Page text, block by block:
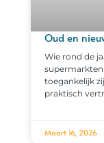
Oud en
Wie rond de
supermarkten
toegankelijk
praktisch
Maart 16, 2026